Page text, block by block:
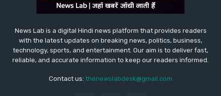
News Lab is a digital Hindi news platform that provides readers
with the latest updates on breaking news, politics, business,
technology, sports, and entertainment. Our aim is to deliver fast,
reliable, and accurate information to keep our readers informed.
Contact us: thenewslabdesk@gmail.com